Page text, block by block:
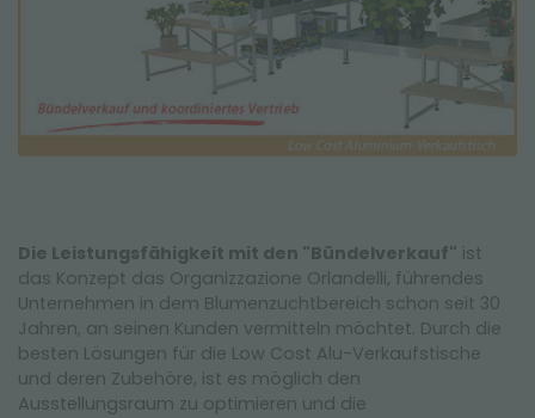
Die Leistungsfähigkeit mit den "Bündelverkauf" ist
das Konzept das Organizzazione Orlandelli, führendes
Unternehmen in dem Blumenzuchtbereich schon seit 30
Jahren, an seinen Kunden vermitteln möchtet. Durch die
besten Lösungen für die Low Cost Alu-Verkaufstische
und deren Zubehöre, ist es möglich den
Ausstellungsraum zu optimieren und die